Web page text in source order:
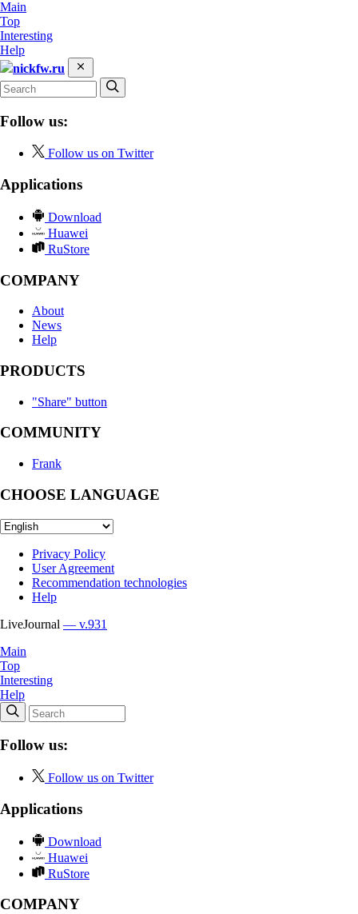
Main
Top
Interesting
Help
nickfw.ru
Follow us:
Follow us on Twitter
Applications
Download
Huawei
RuStore
COMPANY
About
News
Help
PRODUCTS
"Share" button
COMMUNITY
Frank
CHOOSE LANGUAGE
Privacy Policy
User Agreement
Recommendation technologies
Help
LiveJournal — v.931
Main
Top
Interesting
Help
Follow us:
Follow us on Twitter
Applications
Download
Huawei
RuStore
COMPANY